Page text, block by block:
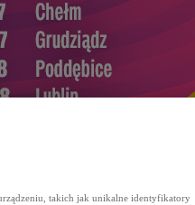
takich jak unikalne identyfikatory